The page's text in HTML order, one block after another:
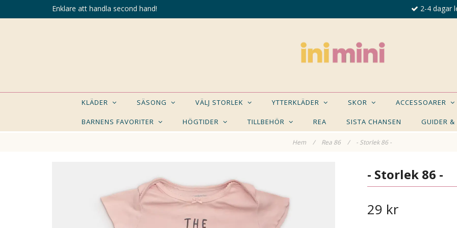
Enklare att handla second hand! 2-4 dagar
KLÄDER SÄSONG VÄLJ STORLEK YTTERKLÄDER SKOR ACCESSOARER
BARNENS FAVORITER HÖGTIDER TILLBEHÖR REA SISTA CHANSEN GUIDER &
Hem / Rea 86 / - Storlek 86 -
KANSKE NÅGON AV DESSA PRODUKTER KAN- Storlek 86 -
29 kr